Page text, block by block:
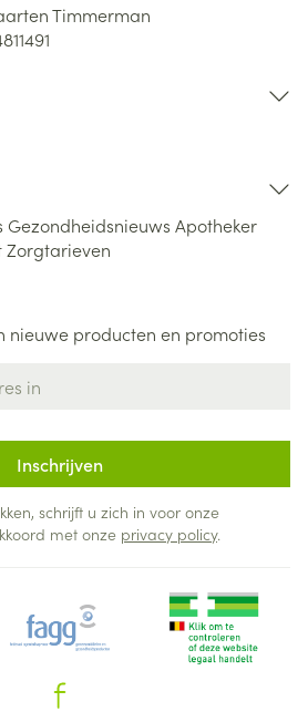
Timmerman
Gezondheidsnieuws Apotheker
Zorgtarieven
nieuwe producten en promoties
Inschrijven
schrijft u zich in voor onze
met onze privacy policy.